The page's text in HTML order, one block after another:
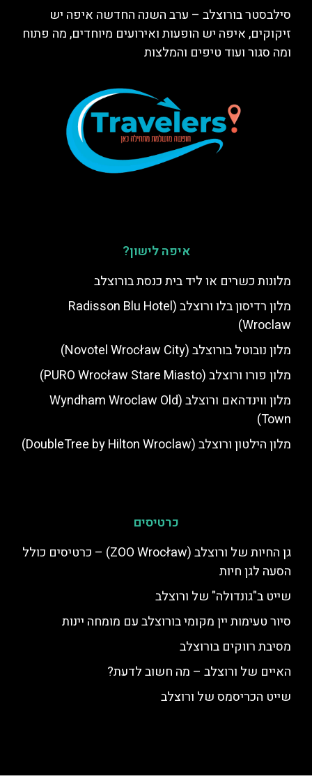
סילבסטר בורוצלב – ערב השנה החדשה איפה יש
זיקוקים, איפה יש הופעות ואירועים מיוחדים, מה פתוח
ומה סגור ועוד טיפים והמלצות
איפה לישון?
מלונות כשרים או ליד בית כנסת בורוצלב
מלון רדיסון בלו ורוצלב (Radisson Blu Hotel
Wroclaw)
מלון נובוטל בורוצלב (Novotel Wrocław City)
מלון פורו ורוצלב (PURO Wrocław Stare Miasto)
מלון ווינדהאם ורוצלב (Wyndham Wroclaw Old
Town)
מלון הילטון ורוצלב (DoubleTree by Hilton Wroclaw)
כרטיסים
גן החיות של ורוצלב (ZOO Wrocław) – כרטיסים כולל
הסעה לגן חיות
שייט ב"גונדולה" של ורוצלב
סיור טעימות יין מקומי בורוצלב עם מומחה יינות
מסיבת רווקים בורוצלב
האיים של ורוצלב – מה חשוב לדעת?
שייט הכריסמס של ורוצלב